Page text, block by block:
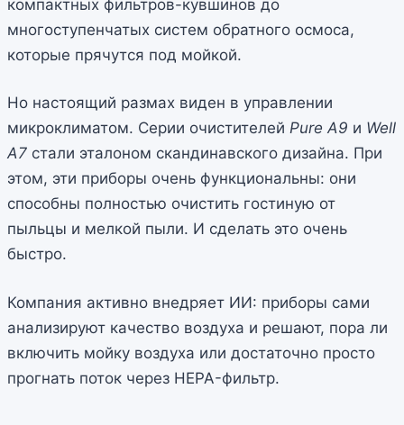
компактных фильтров-кувшинов до
многоступенчатых систем обратного осмоса,
которые прячутся под мойкой.
Но настоящий размах виден в управлении
микроклиматом. Серии очистителей Pure A9 и Well
A7 стали эталоном скандинавского дизайна. При
этом, эти приборы очень функциональны: они
способны полностью очистить гостиную от
пыльцы и мелкой пыли. И сделать это очень
быстро.
Компания активно внедряет ИИ: приборы сами
анализируют качество воздуха и решают, пора ли
включить мойку воздуха или достаточно просто
прогнать поток через HEPA-фильтр.